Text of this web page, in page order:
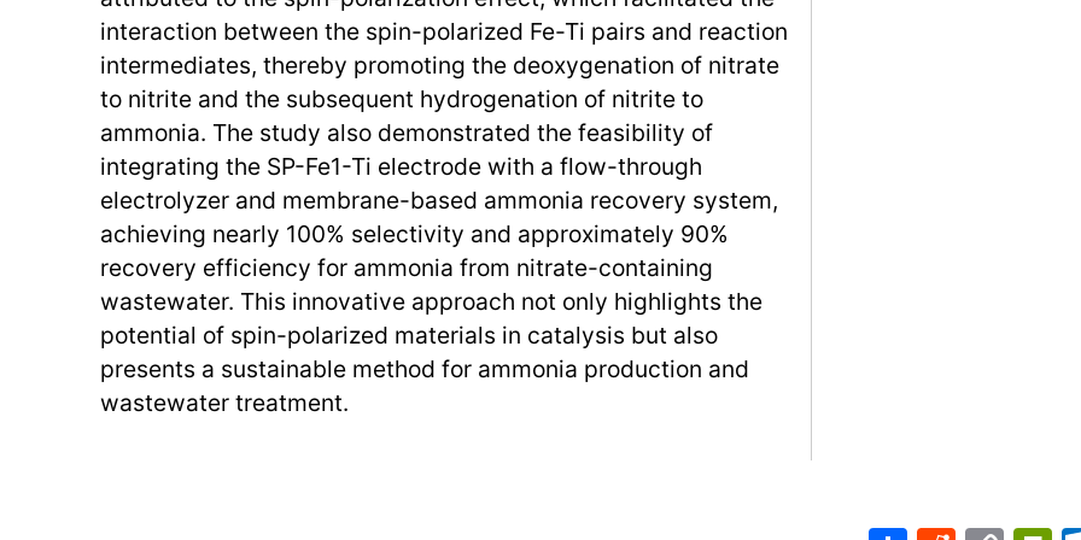
interaction between the spin-polarized Fe-Ti pairs and reaction
intermediates, thereby promoting the deoxygenation of nitrate
to nitrite and the subsequent hydrogenation of nitrite to
ammonia. The study also demonstrated the feasibility of
integrating the SP-Fe1-Ti electrode with a flow-through
electrolyzer and membrane-based ammonia recovery system,
achieving nearly 100% selectivity and approximately 90%
recovery efficiency for ammonia from nitrate-containing
wastewater. This innovative approach not only highlights the
potential of spin-polarized materials in catalysis but also
presents a sustainable method for ammonia production and
wastewater treatment.